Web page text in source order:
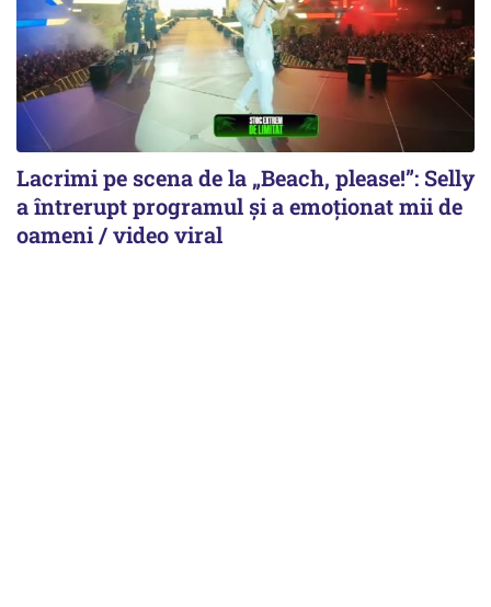
Lacrimi pe scena de la „Beach, please!”: Selly
a întrerupt programul și a emoționat mii de
oameni / video viral